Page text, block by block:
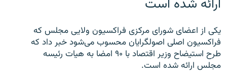
ارائه شده است
یکی از اعضای شورای مرکزی فراکسیون ولایی مجلس که
فراکسیون اصلی اصولگرایان محسوب می‌شود خبر داد که
طرح استیضاح وزیر اقتصاد با ۹۰ امضا به هیات رئیسه
مجلس ارائه شده است.